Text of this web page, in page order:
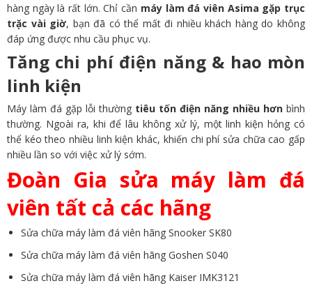
hàng ngày là rất lớn. Chỉ cần máy làm đá viên Asima gặp trục
trặc vài giờ, bạn đã có thể mất đi nhiều khách hàng do không
đáp ứng được nhu cầu phục vụ.
Tăng chi phí điện năng & hao mòn
linh kiện
Máy làm đá gặp lỗi thường tiêu tốn điện năng nhiều hơn bình
thường. Ngoài ra, khi để lâu không xử lý, một linh kiện hỏng có
thể kéo theo nhiều linh kiện khác, khiến chi phí sửa chữa cao gấp
nhiều lần so với việc xử lý sớm.
Đoàn Gia sửa máy làm đá
viên tất cả các hãng
Sửa chữa máy làm đá viên hãng Snooker SK80
Sửa chữa máy làm đá viên hãng Goshen S040
Sửa chữa máy làm đá viên hãng Kaiser IMK3121